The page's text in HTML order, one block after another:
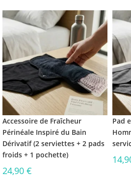
Accessoire de Fraîcheur
Périnéale Inspiré du Bain
Dérivatif (2 serviettes + 2 pads
froids + 1 pochette)
24,90 €
Pad